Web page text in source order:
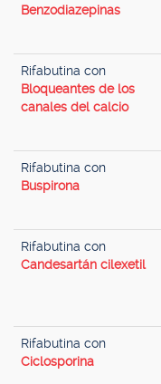
Benzodiazepinas
Rifabutina con
Bloqueantes de los
canales del calcio
Rifabutina con
Buspirona
Rifabutina con
Candesartán cilexetil
Rifabutina con
Ciclosporina